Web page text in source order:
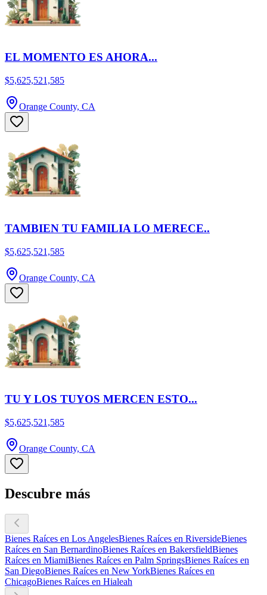
EL MOMENTO ES AHORA...
$5,625,521,585
Orange County, CA
TAMBIEN TU FAMILIA LO MERECE..
$5,625,521,585
Orange County, CA
TU Y LOS TUYOS MERCEN ESTO...
$5,625,521,585
Orange County, CA
Descubre más
Bienes Raíces en Los AngelesBienes Raíces en RiversideBienes
Raíces en San BernardinoBienes Raíces en BakersfieldBienes
Raíces en MiamiBienes Raíces en Palm SpringsBienes Raíces en
San DiegoBienes Raíces en New YorkBienes Raíces en
ChicagoBienes Raíces en Hialeah